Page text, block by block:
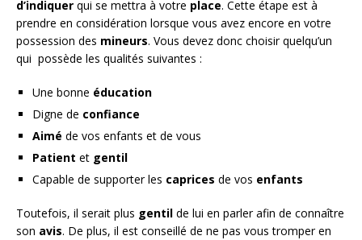
d’indiquer qui se mettra à votre place. Cette étape est à
prendre en considération lorsque vous avez encore en votre
possession des mineurs. Vous devez donc choisir quelqu’un
qui possède les qualités suivantes :
Une bonne éducation
Digne de confiance
Aimé de vos enfants et de vous
Patient et gentil
Capable de supporter les caprices de vos enfants
Toutefois, il serait plus gentil de lui en parler afin de connaître
son avis. De plus, il est conseillé de ne pas vous tromper en